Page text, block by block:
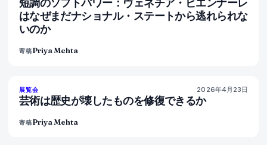
短調のソフトパワー：ヴェネチア・ビエンナーレ
はなぜまだナショナル・ステートから逃れられな
いのか
寄稿Priya Mehta
79% 56
展覧会 2026年4月23日
芸術は歴史が壊したものを修復できるか
寄稿Priya Mehta